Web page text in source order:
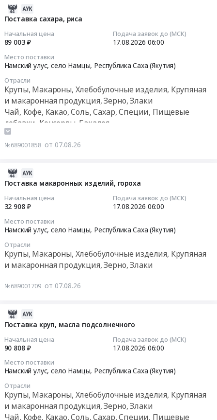
Поставка сахара, риса
Начальная цена
89 003 ₽
Подача заявок до (МСК)
17.08.2026 06:00
Место поставки
Намский улус, село Намцы, Республика Саха (Якутия)
Отрасли
Крупы, Макароны, Хлебобулочные изделия, Крупяная
и макаронная продукция, Зерно, Злаки
Чай, Кофе, Какао, Соль, Сахар, Специи, Пищевые
добавки, Консервы, Бакалея
№689001858 от 07.08.26
Поставка макаронных изделий, гороха
Начальная цена
32 908 ₽
Подача заявок до (МСК)
17.08.2026 06:00
Место поставки
Намский улус, село Намцы, Республика Саха (Якутия)
Отрасли
Крупы, Макароны, Хлебобулочные изделия, Крупяная
и макаронная продукция, Зерно, Злаки
№689001709 от 07.08.26
Поставка круп, масла подсолнечного
Начальная цена
90 808 ₽
Подача заявок до (МСК)
17.08.2026 06:00
Место поставки
Намский улус, село Намцы, Республика Саха (Якутия)
Отрасли
Крупы, Макароны, Хлебобулочные изделия, Крупяная
и макаронная продукция, Зерно, Злаки
Чай, Кофе, Какао, Соль, Сахар, Специи, Пищевые